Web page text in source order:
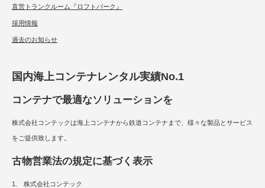
直営トランクルーム『ロフトパーク』
採用情報
過去のお知らせ
国内海上コンテナレンタル実績No.1
コンテナで最適なソリューションを
株式会社コンテックは海上コンテナから鉄道コンテナまで、様々な製品とサービス
をご提供致します。
古物営業法の規定に基づく表示
1. 株式会社コンテック